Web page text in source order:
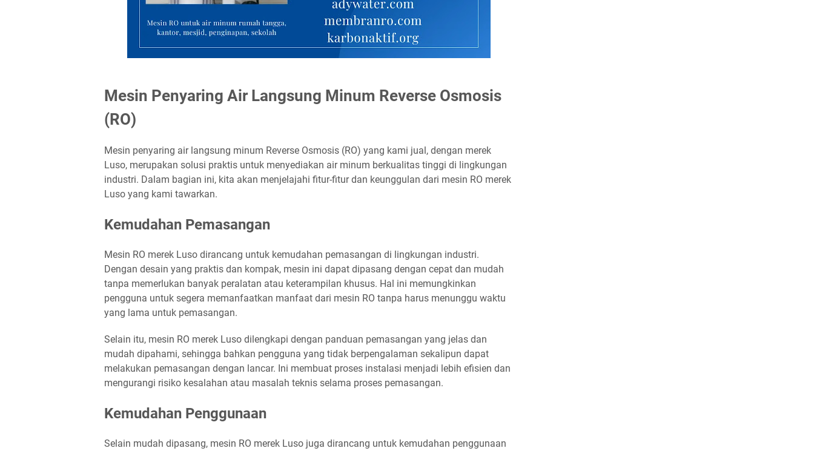
Mesin Penyaring Air Langsung Minum Reverse Osmosis
(RO)
Mesin penyaring air langsung minum Reverse Osmosis (RO) yang kami jual, dengan merek
Luso, merupakan solusi praktis untuk menyediakan air minum berkualitas tinggi di lingkungan
industri. Dalam bagian ini, kita akan menjelajahi fitur-fitur dan keunggulan dari mesin RO merek
Luso yang kami tawarkan.
Kemudahan Pemasangan
Mesin RO merek Luso dirancang untuk kemudahan pemasangan di lingkungan industri.
Dengan desain yang praktis dan kompak, mesin ini dapat dipasang dengan cepat dan mudah
tanpa memerlukan banyak peralatan atau keterampilan khusus. Hal ini memungkinkan
pengguna untuk segera memanfaatkan manfaat dari mesin RO tanpa harus menunggu waktu
yang lama untuk pemasangan.
Selain itu, mesin RO merek Luso dilengkapi dengan panduan pemasangan yang jelas dan
mudah dipahami, sehingga bahkan pengguna yang tidak berpengalaman sekalipun dapat
melakukan pemasangan dengan lancar. Ini membuat proses instalasi menjadi lebih efisien dan
mengurangi risiko kesalahan atau masalah teknis selama proses pemasangan.
Kemudahan Penggunaan
Selain mudah dipasang, mesin RO merek Luso juga dirancang untuk kemudahan penggunaan